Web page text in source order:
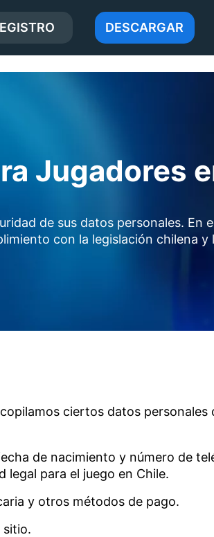
DESCARGAR
Jugadores
de sus datos personales. En
con la legislación chilena y
ciertos datos personales
de nacimiento y número de
para el juego en Chile.
y otros métodos de pago.
sitio.